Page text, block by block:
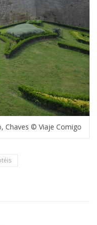
Chaves © Viaje Comigo